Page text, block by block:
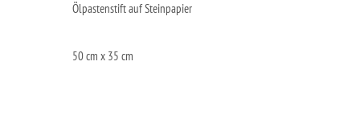
Ölpastenstift auf Steinpapier
50 cm x 35 cm